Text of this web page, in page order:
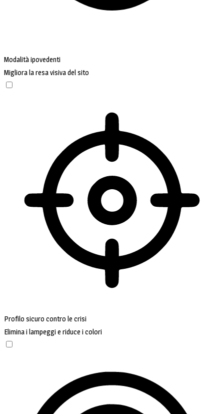
Modalità ipovedenti
Migliora la resa visiva del sito
Profilo sicuro contro le crisi
Elimina i lampeggi e riduce i colori